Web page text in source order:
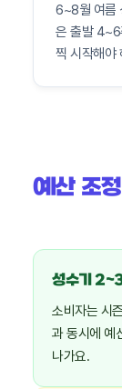
6~8월 여름
은 출발 4~6
찍 시작해야
예산 조
성수기
소비자는 시
과 동시에 예
나가요.